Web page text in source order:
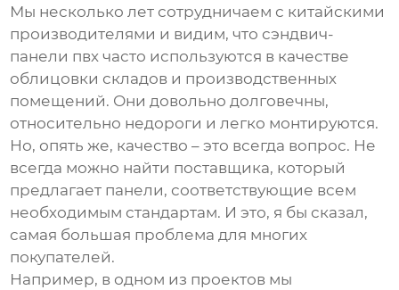
Мы несколько лет сотрудничаем с китайскими
производителями и видим, что сэндвич-
панели пвх часто используются в качестве
облицовки складов и производственных
помещений. Они довольно долговечны,
относительно недороги и легко монтируются.
Но, опять же, качество – это всегда вопрос. Не
всегда можно найти поставщика, который
предлагает панели, соответствующие всем
необходимым стандартам. И это, я бы сказал,
самая большая проблема для многих
покупателей.
Например, в одном из проектов мы